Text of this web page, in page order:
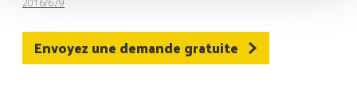
2016/679
Envoyez une demande gratuite